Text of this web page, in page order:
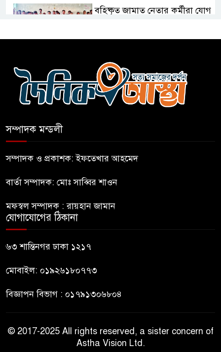
বহিষ্কৃত জামাত নেতার কর্মীরা যোগ
বোমা হামলার আশঙ্কায় সারাদেশে
পুলিশের হাই অ্যালার্ট জারি
ইউনূস
নাটোরে পর্যটনমন্ত্রীকে হত্যার চেষ্টা;
সম্পাদক মন্ডলী
সম্পাদক ও প্রকাশক: ইফতেখার আহমেদ
বার্তা সম্পাদক: মোঃ সাব্বির শাওন
মফস্বল সম্পাদক : রায়হান জামান
যোগাযোগের ঠিকানা
৬৩ শান্তিনগর ঢাকা ১২১৭
মোবাইল: ০১৯২৬১৮০৭৭৩
বিজ্ঞাপন বিভাগ : ০১৭৯১৩০৬৮০৪
© 2017-2025 All rights reserved, a sister concern of
Astha Vision Ltd.